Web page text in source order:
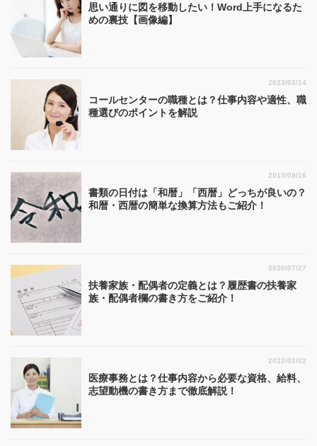
思い通りに図を移動したい！Word上手になるた
めの裏技【画像編】
コールセンターの職種とは？仕事内容や適性、職
種選びのポイントを解説
2023/03/14
書類の日付は「和暦」「西暦」どっちが良いの？
和暦・西暦の簡単な換算方法もご紹介！
2019/09/16
扶養家族・配偶者の定義とは？履歴書の扶養家
族・配偶者欄の書き方をご紹介！
2020/07/27
医療事務とは？仕事内容から必要な資格、給料、
志望動機の書き方まで徹底解説！
2022/02/02